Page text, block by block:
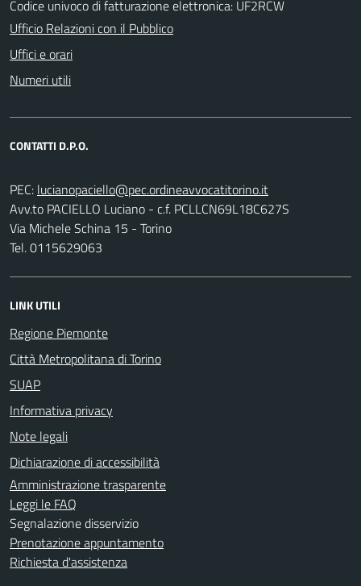
Codice univoco di fatturazione elettronica: UF2RCW
Ufficio Relazioni con il Pubblico
Uffici e orari
Numeri utili
CONTATTI D.P.O.
PEC:
Avv.to PACIELLO Luciano - c.f. PCLLCN69L18C627S
Via Michele Schina 15 - Torino
Tel. 0115629063
LINK UTILI
Regione Piemonte
Città Metropolitana di Torino
SUAP
Informativa privacy
Note legali
Dichiarazione di accessibilità
Amministrazione trasparente
Leggi le FAQ
Segnalazione disservizio
Prenotazione appuntamento
Richiesta d'assistenza